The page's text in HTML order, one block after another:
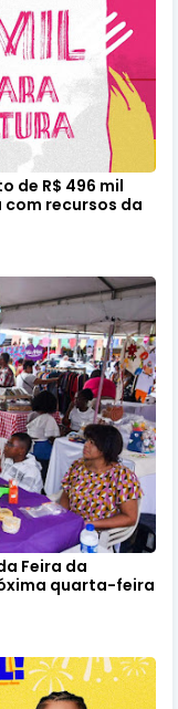
de R$ 496 mil
recursos da
Feira da
quarta-feira